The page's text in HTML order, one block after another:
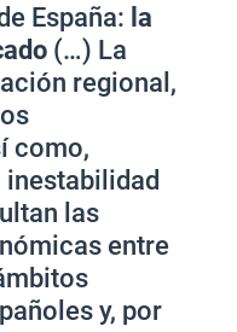
España: la
(…) La
regional,
como,
las
entre
y, por